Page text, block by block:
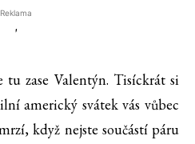
Reklama
'
tu zase Valentýn. Tisíckrát si
americký svátek vás vůbec
když nejste součástí páru